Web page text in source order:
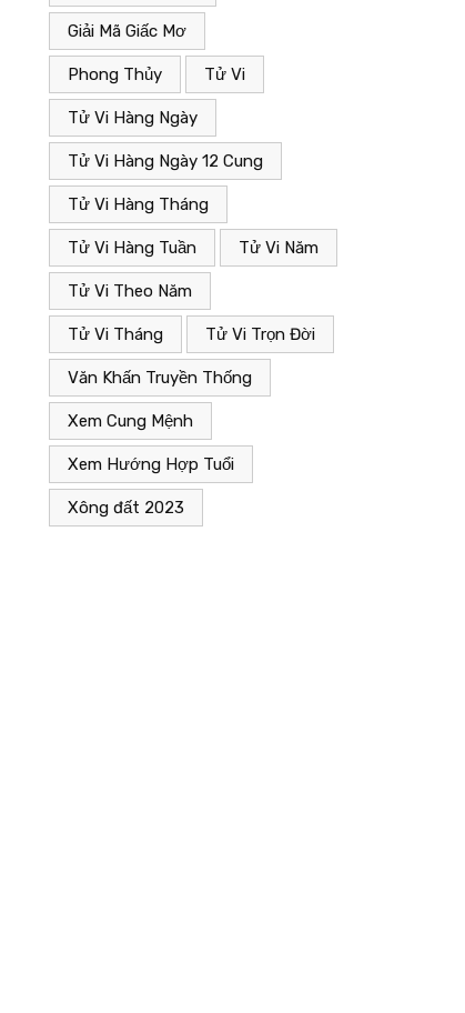
Giải Mã Giấc Mơ
Phong Thủy Tử Vi
Tử Vi Hàng Ngày
Tử Vi Hàng Ngày 12 Cung
Tử Vi Hàng Tháng
Tử Vi Hàng Tuần Tử Vi Năm
Tử Vi Theo Năm
Tử Vi Tháng Tử Vi Trọn Đời
Văn Khấn Truyền Thống
Xem Cung Mệnh
Xem Hướng Hợp Tuổi
Xông đất 2023